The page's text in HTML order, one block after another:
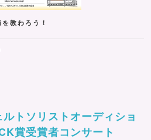
教わろう！
トソリストオーディショ
賞受賞者コンサート